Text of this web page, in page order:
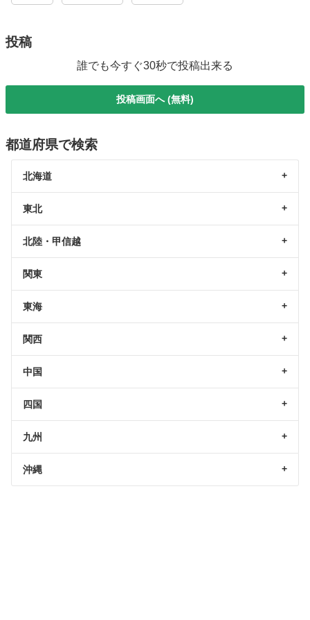
投稿
誰でも今すぐ30秒で投稿出来る
投稿画面へ (無料)
都道府県で検索
北海道
東北
北陸・甲信越
関東
東海
関西
中国
四国
九州
沖縄